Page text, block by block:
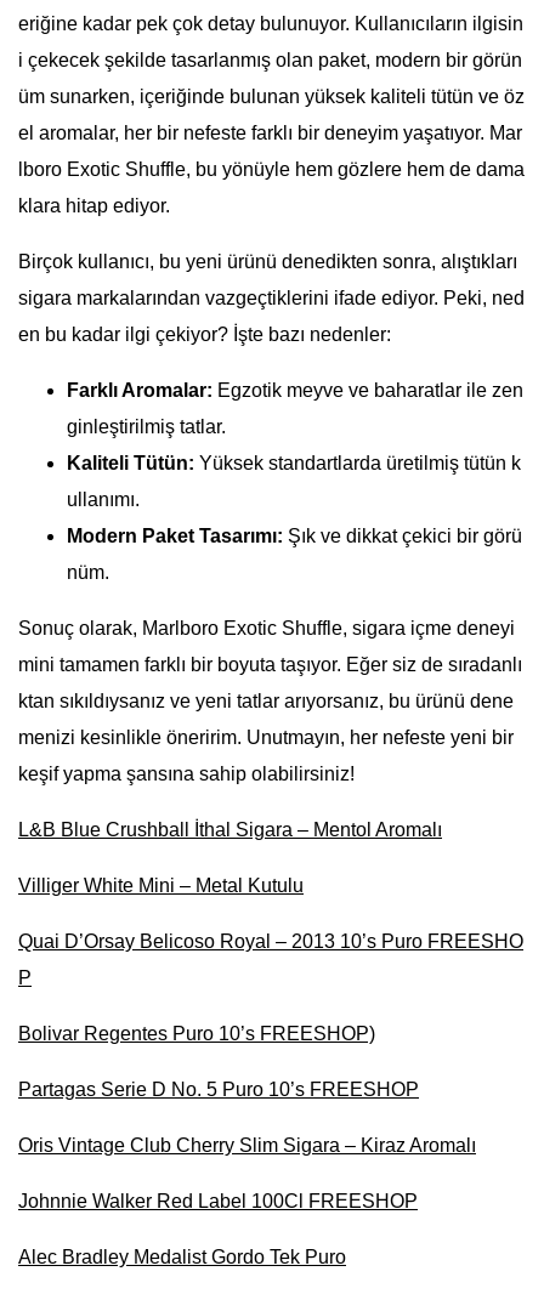
eriğine kadar pek çok detay bulunuyor. Kullanıcıların ilgisin
i çekecek şekilde tasarlanmış olan paket, modern bir görün
üm sunarken, içeriğinde bulunan yüksek kaliteli tütün ve öz
el aromalar, her bir nefeste farklı bir deneyim yaşatıyor. Mar
lboro Exotic Shuffle, bu yönüyle hem gözlere hem de dama
klara hitap ediyor.
Birçok kullanıcı, bu yeni ürünü denedikten sonra, alıştıkları
sigara markalarından vazgeçtiklerini ifade ediyor. Peki, ned
en bu kadar ilgi çekiyor? İşte bazı nedenler:
Farklı Aromalar: Egzotik meyve ve baharatlar ile zen
ginleştirilmiş tatlar.
Kaliteli Tütün: Yüksek standartlarda üretilmiş tütün k
ullanımı.
Modern Paket Tasarımı: Şık ve dikkat çekici bir görü
nüm.
Sonuç olarak, Marlboro Exotic Shuffle, sigara içme deneyi
mini tamamen farklı bir boyuta taşıyor. Eğer siz de sıradanlı
ktan sıkıldıysanız ve yeni tatlar arıyorsanız, bu ürünü dene
menizi kesinlikle öneririm. Unutmayın, her nefeste yeni bir
keşif yapma şansına sahip olabilirsiniz!
L&B Blue Crushball İthal Sigara – Mentol Aromalı
Villiger White Mini – Metal Kutulu
Quai D’Orsay Belicoso Royal – 2013 10’s Puro FREESHO
P
Bolivar Regentes Puro 10’s FREESHOP)
Partagas Serie D No. 5 Puro 10’s FREESHOP
Oris Vintage Club Cherry Slim Sigara – Kiraz Aromalı
Johnnie Walker Red Label 100Cl FREESHOP
Alec Bradley Medalist Gordo Tek Puro